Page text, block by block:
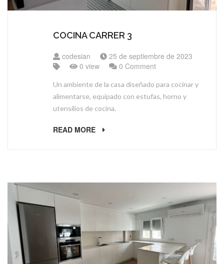
COCINA CARRER 3
codesian
25 de septiembre de 2023
0 view
0 Comment
Un ambiente de la casa diseñado para cocinar y
alimentarse, equipado con estufas, horno y
utensilios de cocina.
READ MORE